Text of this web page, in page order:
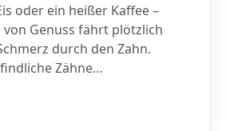
oder ein heißer Kaffee –
von Genuss fährt plötzlich
durch den Zahn.
Zähne…